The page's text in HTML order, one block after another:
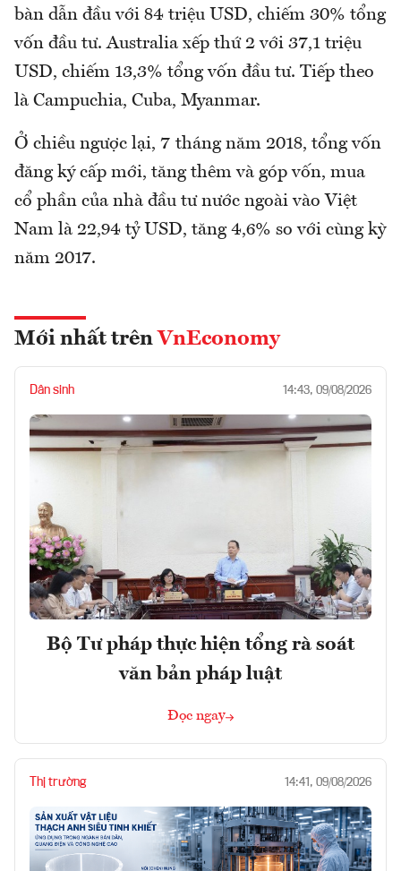
bàn dẫn đầu với 84 triệu USD, chiếm 30% tổng
vốn đầu tư. Australia xếp thứ 2 với 37,1 triệu
USD, chiếm 13,3% tổng vốn đầu tư. Tiếp theo
là Campuchia, Cuba, Myanmar.
Ở chiều ngược lại, 7 tháng năm 2018, tổng vốn
đăng ký cấp mới, tăng thêm và góp vốn, mua
cổ phần của nhà đầu tư nước ngoài vào Việt
Nam là 22,94 tỷ USD, tăng 4,6% so với cùng kỳ
năm 2017.
Mới nhất trên VnEconomy
Dân sinh 14:43, 09/08/2026
Bộ Tư pháp thực hiện tổng rà soát
văn bản pháp luật
Đọc ngay
Thị trường 14:41, 09/08/2026